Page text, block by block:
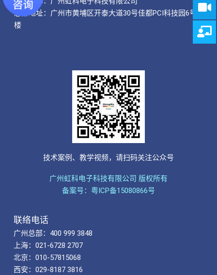
总部地址：广州市黄埔区开泰大道30号佳都PCI科技园6号
楼
技术案例、教学视频，请扫码关注公众号
广州虹科电子科技有限公司 版权所有
备案号：粤ICP备15080866号
联络电话
广州总部：400 999 3848
上海：021-6728 2707
北京：010-57815068
西安：029-8187 3816